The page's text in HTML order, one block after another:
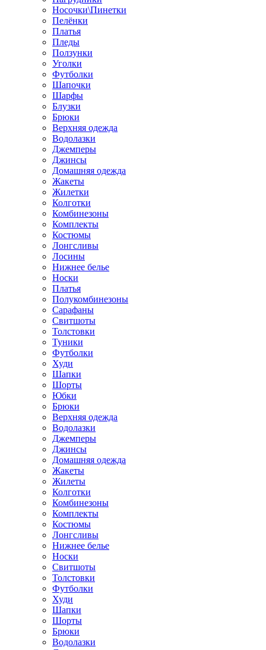
Носочки\Пинетки
Пелёнки
Платья
Пледы
Ползунки
Уголки
Футболки
Шапочки
Шарфы
Блузки
Брюки
Верхняя одежда
Водолазки
Джемперы
Джинсы
Домашняя одежда
Жакеты
Жилетки
Колготки
Комбинезоны
Комплекты
Костюмы
Лонгсливы
Лосины
Нижнее белье
Носки
Платья
Полукомбинезоны
Сарафаны
Свитшоты
Толстовки
Туники
Футболки
Худи
Шапки
Шорты
Юбки
Брюки
Верхняя одежда
Водолазки
Джемперы
Джинсы
Домашняя одежда
Жакеты
Жилеты
Колготки
Комбинезоны
Комплекты
Костюмы
Лонгсливы
Нижнее белье
Носки
Свитшоты
Толстовки
Футболки
Худи
Шапки
Шорты
Брюки
Водолазки